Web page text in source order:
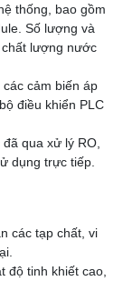
thống, bao gồm
Số lượng và
chất lượng nước
các cảm biến áp
điều khiển PLC
qua xử lý RO,
dụng trực tiếp.
các tạp chất, vi
độ tinh khiết cao,